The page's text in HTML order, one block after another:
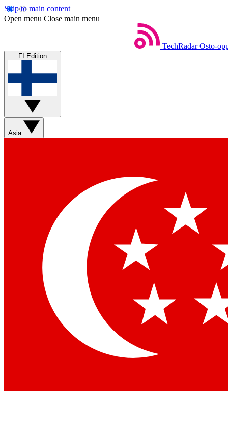
Skip to main content
Open menu Close main menu
TechRadar Osto-
FI Edition
Asia